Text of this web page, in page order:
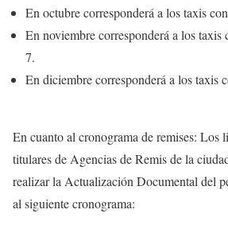
En octubre corresponderá a los taxis
En noviembre corresponderá a los
7.
En diciembre corresponderá a los taxis
En cuanto al cronograma de remises: Los
titulares de Agencias de Remis de la
realizar la Actualización Documental del
al siguiente cronograma: